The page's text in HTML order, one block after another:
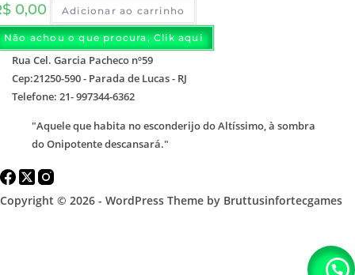
0,00 Adicionar ao carrinho
Não achou o que procura, Clik aqui
Rua Cel. Garcia Pacheco nº59
Cep:21250-590 - Parada de Lucas - RJ
Telefone: 21- 997344-6362
"Aquele que habita no esconderijo do Altíssimo, à sombra
do Onipotente descansará."
Copyright © 2026 - WordPress Theme by Bruttusinfortecgames